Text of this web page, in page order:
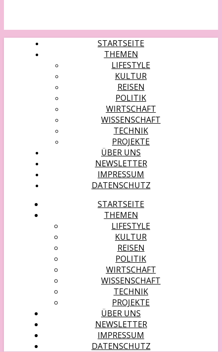
STARTSEITE
THEMEN
LIFESTYLE
KULTUR
REISEN
POLITIK
WIRTSCHAFT
WISSENSCHAFT
TECHNIK
PROJEKTE
ÜBER UNS
NEWSLETTER
IMPRESSUM
DATENSCHUTZ
STARTSEITE
THEMEN
LIFESTYLE
KULTUR
REISEN
POLITIK
WIRTSCHAFT
WISSENSCHAFT
TECHNIK
PROJEKTE
ÜBER UNS
NEWSLETTER
IMPRESSUM
DATENSCHUTZ